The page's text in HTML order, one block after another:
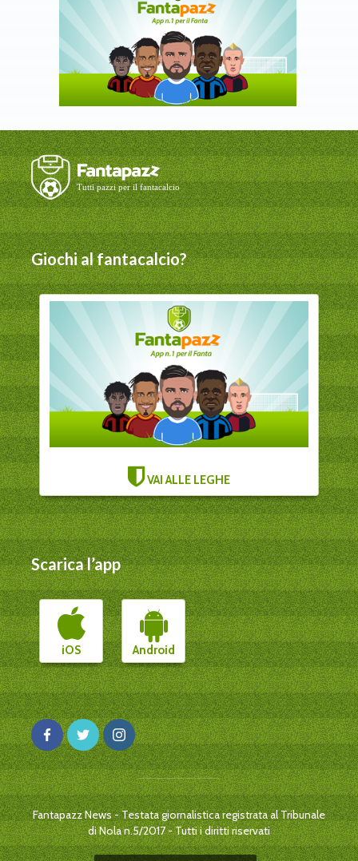
Giochi al fantacalcio?
VAI ALLE LEGHE
Scarica l’app
iOS Android
Fantapazz News - Testata giornalistica registrata al Tribunale
di Nola n.5/2017 - Tutti i diritti riservati